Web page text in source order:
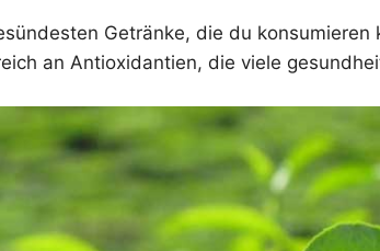
Getränke, die du konsumieren
an Antioxidantien, die viele